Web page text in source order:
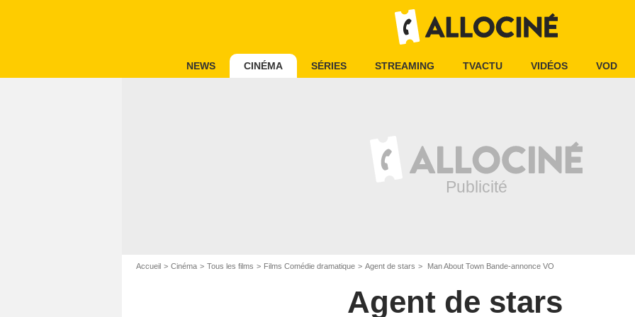
NEWS CINÉMA SÉRIES STREAMING TVACTU VIDÉOS VOD
Accueil Cinéma Tous les films Films Comédie dramatique Agent de stars Man About Town Bande-annonce VO
Agent de stars